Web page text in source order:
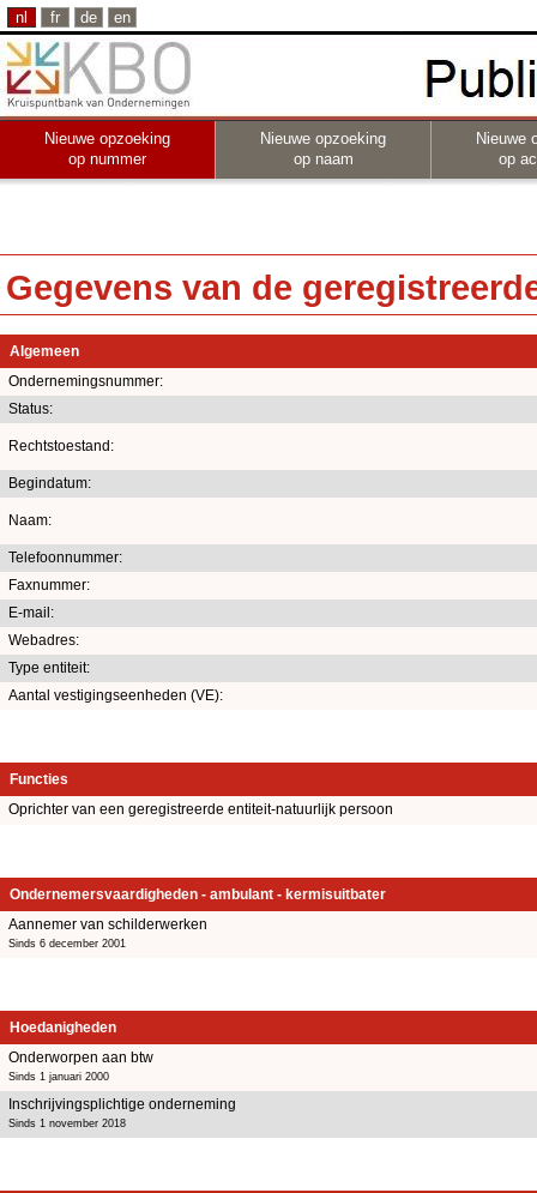
nl fr de en
Nieuwe opzoeking
op nummer
Nieuwe opzoeking
op naam
Nieuwe
op
Gegevens van de
Algemeen
Ondernemingsnummer:
Status:
Rechtstoestand:
Begindatum:
Naam:
Telefoonnummer:
Faxnummer:
E-mail:
Webadres:
Type entiteit:
Aantal vestigingseenheden (VE):
Functies
Oprichter van een geregistreerde entiteit-natuurlijk persoon
Ondernemersvaardigheden - ambulant - kermisuitbater
Aannemer van schilderwerken
Sinds 6 december 2001
Hoedanigheden
Onderworpen aan btw
Sinds 1 januari 2000
Inschrijvingsplichtige onderneming
Sinds 1 november 2018